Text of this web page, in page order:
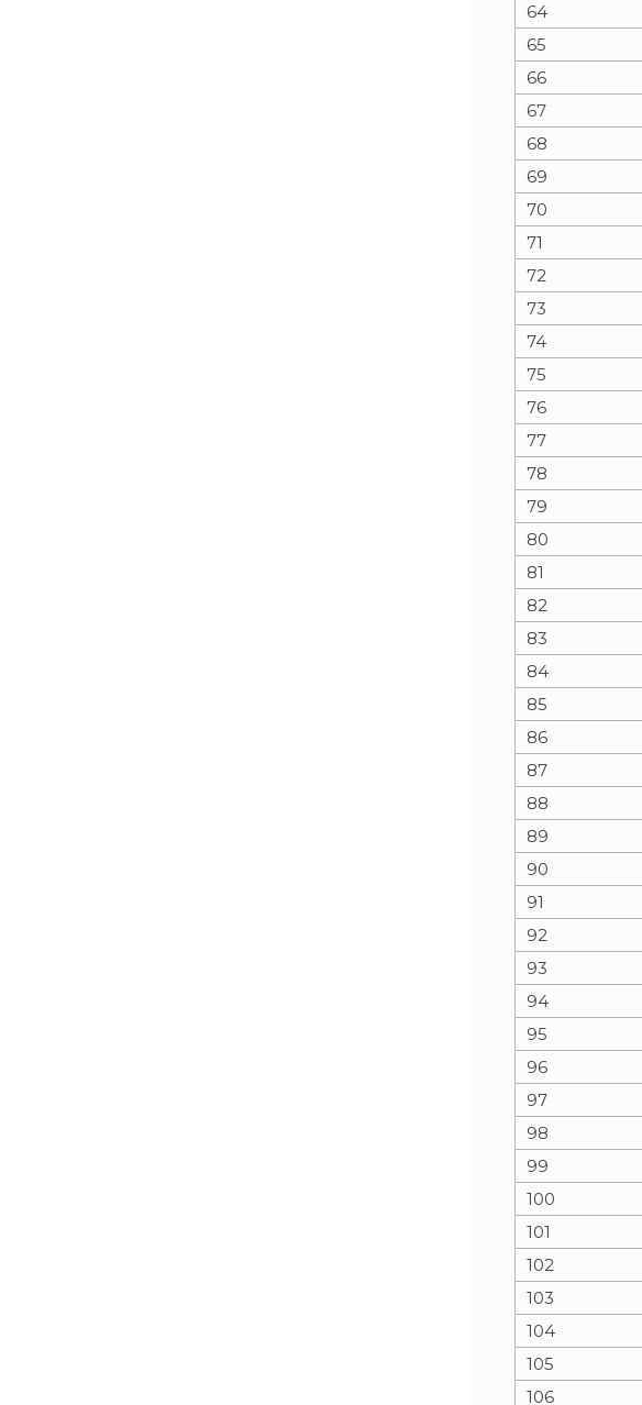
64
65
66
67
68
69
70
71
72
73
74
75
76
77
78
79
80
81
82
83
84
85
86
87
88
89
90
91
92
93
94
95
96
97
98
99
100
101
102
103
104
105
106